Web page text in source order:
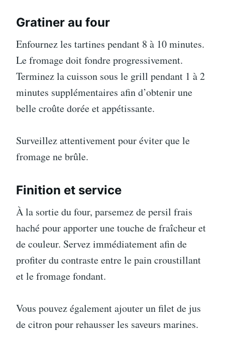
Gratiner au four
Enfournez les tartines pendant 8 à 10 minutes.
Le fromage doit fondre progressivement.
Terminez la cuisson sous le grill pendant 1 à 2
minutes supplémentaires afin d’obtenir une
belle croûte dorée et appétissante.
Surveillez attentivement pour éviter que le
fromage ne brûle.
Finition et service
À la sortie du four, parsemez de persil frais
haché pour apporter une touche de fraîcheur et
de couleur. Servez immédiatement afin de
profiter du contraste entre le pain croustillant
et le fromage fondant.
Vous pouvez également ajouter un filet de jus
de citron pour rehausser les saveurs marines.